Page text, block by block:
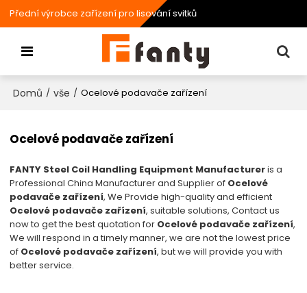
Přední výrobce zařízení pro lisování svitků
Domů / vše / Ocelové podavače zařízení
Ocelové podavače zařízení
FANTY Steel Coil Handling Equipment Manufactureris a
Professional China Manufacturer and Supplier of Ocelové
podavače zařízení, We Provide high-quality and efficient
Ocelové podavače zařízení, suitable solutions, Contact us
now to get the best quotation for Ocelové podavače zařízení,
We will respond in a timely manner, we are not the lowest price
of Ocelové podavače zařízení, but we will provide you with
better service.